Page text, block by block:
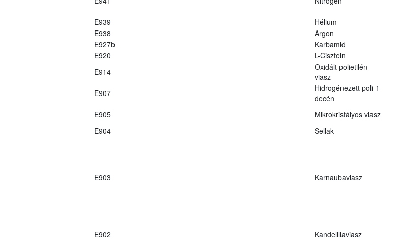
E939
Hélium
E938
Argon
E927b
Karbamid
E920
L-Cisztein
E914
Oxidált polietilén
viasz
E907
Hidrogénezett poli-1-
decén
E905 Mikrokristályos viasz
E904
Sellak
E903 Karnaubaviasz
E902 Kandelillaviasz